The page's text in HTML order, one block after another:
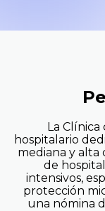
La Clínica
hospitalario
mediana y alta
de
intensivos,
protección
una nómina